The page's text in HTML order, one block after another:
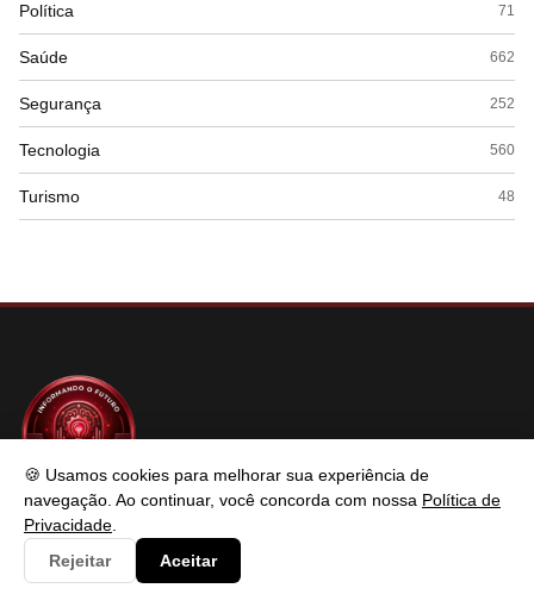
🍪 Usamos cookies para melhorar sua experiência de
navegação. Ao continuar, você concorda com nossa Política de
Privacidade
Rejeitar
Aceitar
Política 71
Saúde 662
Segurança 252
Tecnologia 560
Turismo 48
SABER TECNOLOGIAS